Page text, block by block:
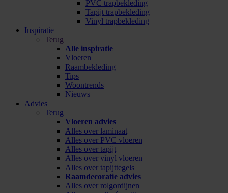
PVC trapbekleding
Tapijt trapbekleding
Vinyl trapbekleding
Inspiratie
Terug
Alle inspiratie
Vloeren
Raambekleding
Tips
Woontrends
Nieuws
Advies
Terug
Vloeren advies
Alles over laminaat
Alles over PVC vloeren
Alles over tapijt
Alles over vinyl vloeren
Alles over tapijttegels
Raamdecoratie advies
Alles over rolgordijnen